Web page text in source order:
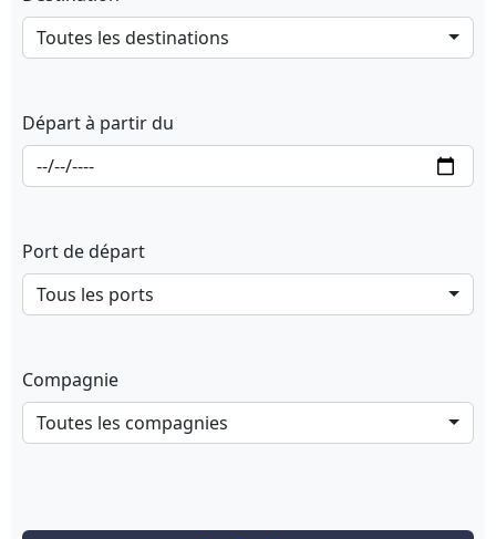
Toutes les destinations
Départ à partir du
Port de départ
Tous les ports
Compagnie
Toutes les compagnies